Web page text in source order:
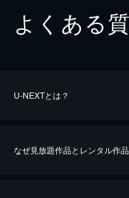
よくある
U-NEXTとは？
なぜ見放題作品とレンタル作